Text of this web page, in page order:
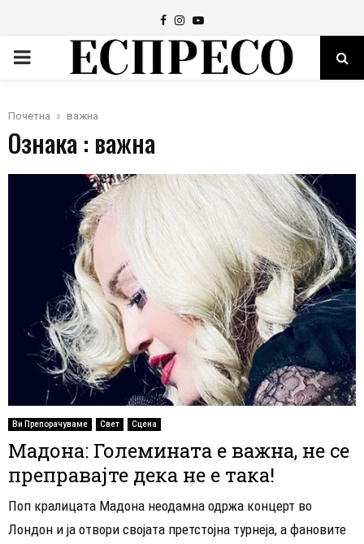
Facebook
Instagram
Youtube
PRIMARY
Почетна важна
Ознака : важна
Ви Препорачуваме Свет Сцена
Мадона: Големината е важна, не се
преправајте дека не е така!
Поп кралицата Мадона неодамна одржа концерт во
Лондон и ја отвори својата претстојна турнеја, а фановите